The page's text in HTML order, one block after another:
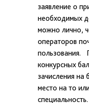
заявление о
необходимых
можно лично,
операторов
пользования.
конкурсных
зачисления
место на то